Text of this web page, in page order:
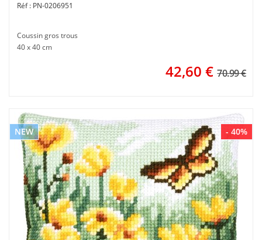
PN-0206951
Coussin gros trous
40 x 40 cm
42,60 € 70.99 €
- 40%
NEW